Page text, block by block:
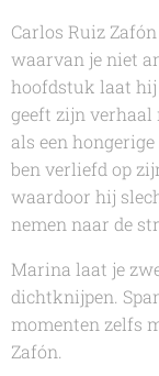
Carlos Ruiz Zafón
waarvan je niet
hoofdstuk laat hij
geeft zijn
als een
ben verliefd op
waardoor hij
nemen naar de
Marina laat je
dichtknijpen.
momenten zelfs
Zafón.